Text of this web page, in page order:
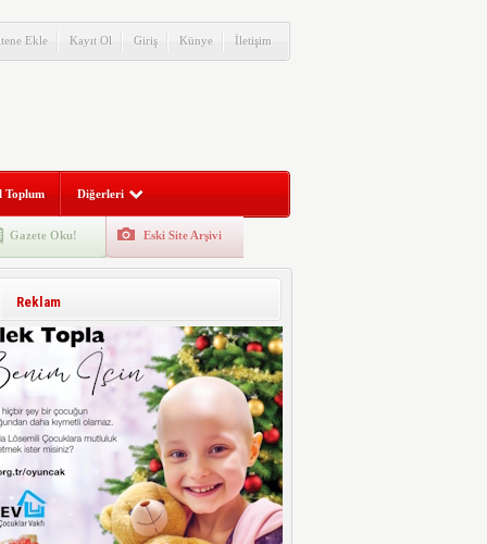
Ekle Kayıt Ol Giriş Künye İletişim
Toplum Diğerleri
Gazete Oku! Eski Site Arşivi
Reklam